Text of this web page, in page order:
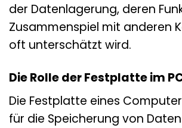
der Datenlagerung, deren
Zusammenspiel mit anderen
oft unterschätzt wird.
Die Rolle der Festplatte im
Die Festplatte eines
für die Speicherung von Daten